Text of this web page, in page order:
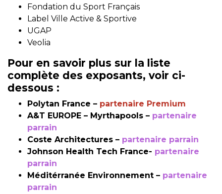
Fondation du Sport Français
Label Ville Active & Sportive
UGAP
Veolia
Pour en savoir plus sur la liste
complète des exposants, voir ci-
dessous :
Polytan France – partenaire Premium
A&T EUROPE – Myrthapools – partenaire
parrain
Coste Architectures – partenaire parrain
Johnson Health Tech France- partenaire
parrain
Méditérranée Environnement – partenaire
parrain